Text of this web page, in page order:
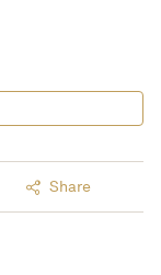
Share